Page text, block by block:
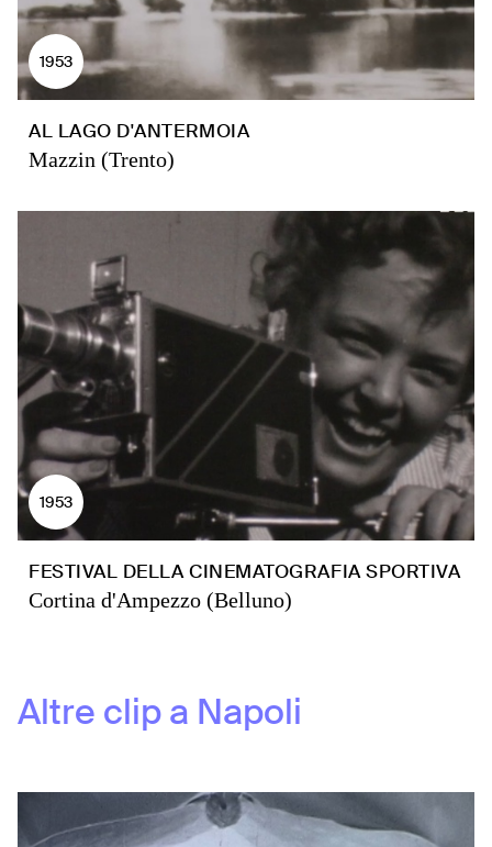
1953
AL LAGO D'ANTERMOIA
Mazzin (Trento)
1953
FESTIVAL DELLA CINEMATOGRAFIA SPORTIVA
Cortina d'Ampezzo (Belluno)
Altre clip a Napoli